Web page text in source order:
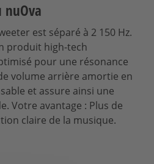
est séparé à 2 150 Hz.
produit high-tech
pour une résonance
volume arrière amortie en
et assure ainsi une
Votre avantage : Plus de
claire de la musique.